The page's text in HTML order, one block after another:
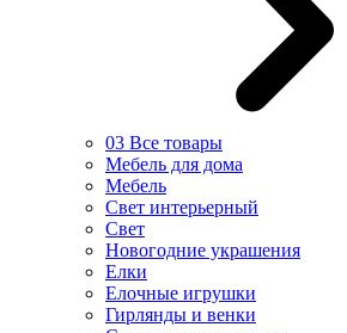
03 Все товары
Мебель для дома
Мебель
Свет интерьерный
Свет
Новогодние украшения
Елки
Елочные игрушки
Гирлянды и венки